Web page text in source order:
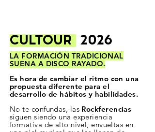
CULTOUR 2026
LA FORMACIÓN TRADICIONAL
SUENA A DISCO RAYADO.
Es hora de cambiar el ritmo con una
propuesta diferente para el
desarrollo de hábitos y habilidades.
No te confundas, las Rockferencias
siguen siendo una experiencia
formativa de alto nivel, envueltas en